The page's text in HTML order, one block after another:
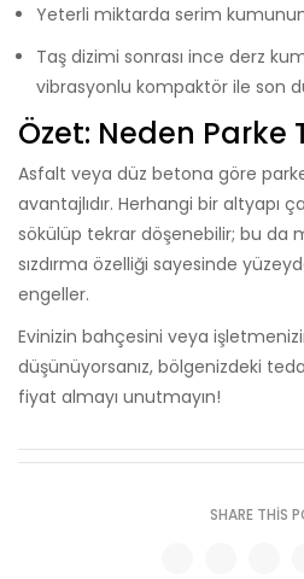
Yeterli miktarda serim kumunun
Taş dizimi sonrası ince derz
vibrasyonlu kompaktör ile son
Özet: Neden Parke
Asfalt veya düz betona göre
avantajlıdır. Herhangi bir altyapı
sökülüp tekrar döşenebilir; bu da
sızdırma özelliği sayesinde
engeller.
Evinizin bahçesini veya
düşünüyorsanız, bölgenizdeki
fiyat almayı unutmayın!
SHARE THIS